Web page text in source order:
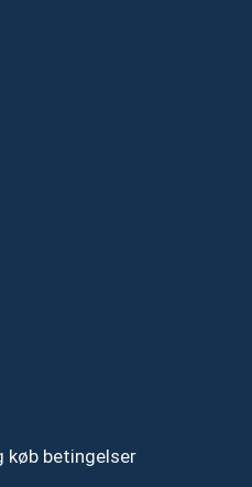
køb betingelser